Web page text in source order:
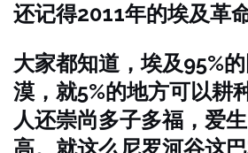
还记得2011年的埃及革
大家都知道，埃及95%
漠，就5%的地方可以耕
人还崇尚多子多福，爱